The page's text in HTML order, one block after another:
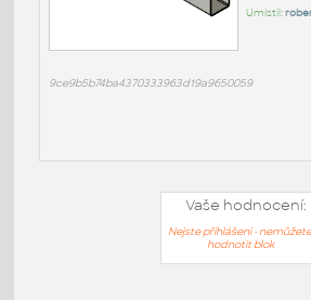
Umístil:
9ce9b5b74ba4370333963d19a9650059
Vaše hodnocení:
Nejste přihlášeni -
hodnotit blok